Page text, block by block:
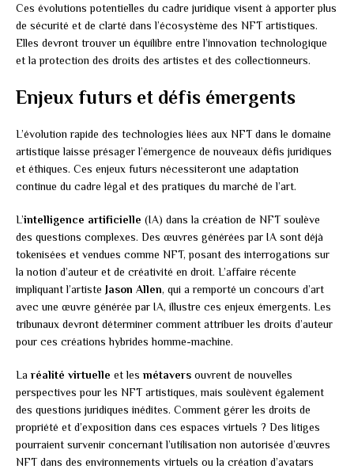
Ces évolutions potentielles du cadre juridique visent à apporter plus
de sécurité et de clarté dans l’écosystème des NFT artistiques.
Elles devront trouver un équilibre entre l’innovation technologique
et la protection des droits des artistes et des collectionneurs.
Enjeux futurs et défis émergents
L’évolution rapide des technologies liées aux NFT dans le domaine
artistique laisse présager l’émergence de nouveaux défis juridiques
et éthiques. Ces enjeux futurs nécessiteront une adaptation
continue du cadre légal et des pratiques du marché de l’art.
L’intelligence artificielle (IA) dans la création de NFT soulève
des questions complexes. Des œuvres générées par IA sont déjà
tokenisées et vendues comme NFT, posant des interrogations sur
la notion d’auteur et de créativité en droit. L’affaire récente
impliquant l’artiste Jason Allen, qui a remporté un concours d’art
avec une œuvre générée par IA, illustre ces enjeux émergents. Les
tribunaux devront déterminer comment attribuer les droits d’auteur
pour ces créations hybrides homme-machine.
La réalité virtuelle et les métavers ouvrent de nouvelles
perspectives pour les NFT artistiques, mais soulèvent également
des questions juridiques inédites. Comment gérer les droits de
propriété et d’exposition dans ces espaces virtuels ? Des litiges
pourraient survenir concernant l’utilisation non autorisée d’œuvres
NFT dans des environnements virtuels ou la création d’avatars